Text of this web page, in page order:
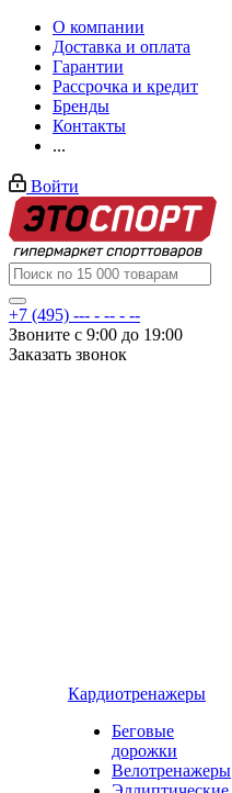
О компании
Доставка и оплата
Гарантии
Рассрочка и кредит
Бренды
Контакты
...
Войти
+7 (495) --- - -- - --
Звоните с 9:00 до 19:00
Заказать звонок
Кардиотренажеры
Беговые
дорожки
Велотренажеры